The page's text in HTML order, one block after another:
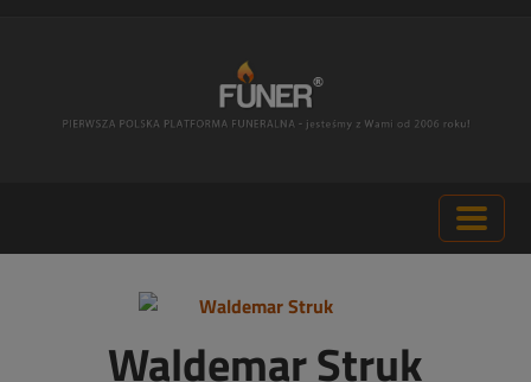
Waldemar Struk